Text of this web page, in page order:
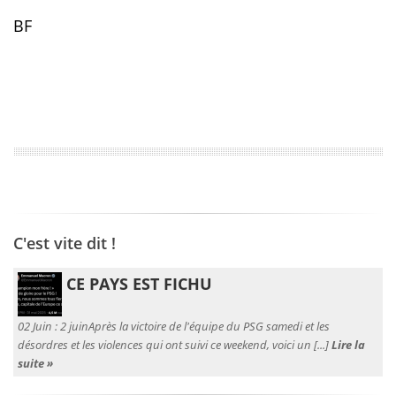
BF
C'est vite dit !
CE PAYS EST FICHU
02 Juin :2 juinAprès la victoire de l'équipe du PSG samedi et les
désordres et les violences qui ont suivi ce weekend, voici un [...]Lire la
suite »